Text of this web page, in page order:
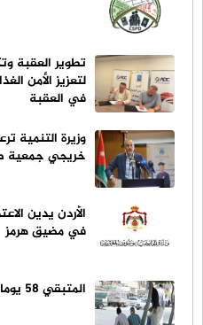
تطوير العقبة
لتعزيز الأمن
في العقبة
خريجي جمعية
الأردن يدين
في مضيق هرمز
المتبقي 58 يوما من المهلة